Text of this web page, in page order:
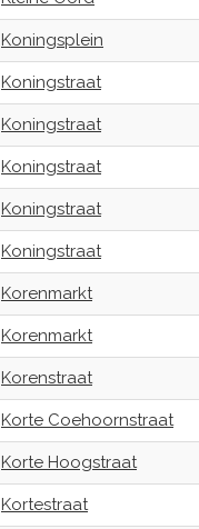
Koningsplein
Koningstraat
Koningstraat
Koningstraat
Koningstraat
Koningstraat
Korenmarkt
Korenmarkt
Korenstraat
Korte Coehoornstraat
Korte Hoogstraat
Kortestraat